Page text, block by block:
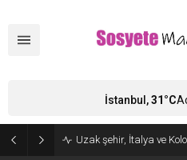
Uzak şehir, İtalya ve
İstanbul,31°C